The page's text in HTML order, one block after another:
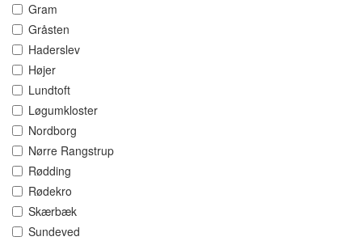
Gram
Gråsten
Haderslev
Højer
Lundtoft
Løgumkloster
Nordborg
Nørre Rangstrup
Rødding
Rødekro
Skærbæk
Sundeved